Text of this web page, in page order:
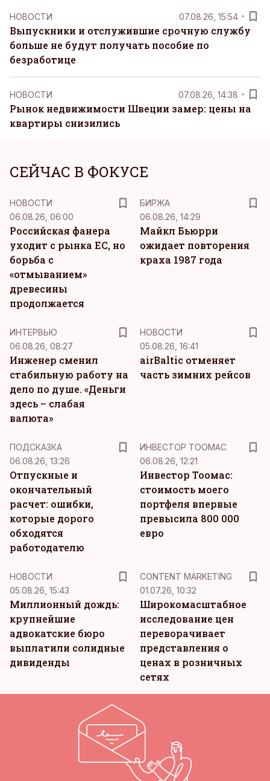
НОВОСТИ 07.08.26, 15:54
Выпускники и отслужившие срочную службу
больше не будут получать пособие по
безработице
НОВОСТИ 07.08.26, 14:38
Рынок недвижимости Швеции замер: цены на
квартиры снизились
СЕЙЧАС В ФОКУСЕ
НОВОСТИ
06.08.26, 06:00
Российская фанера
уходит с рынка ЕС, но
борьба с
«отмыванием»
древесины
продолжается
БИРЖА
06.08.26, 14:29
Майкл Бьюрри
ожидает повторения
краха 1987 года
ИНТЕРВЬЮ
06.08.26, 08:27
Инженер сменил
стабильную работу на
дело по душе. «Деньги
здесь – слабая
валюта»
НОВОСТИ
05.08.26, 16:41
airBaltic отменяет
часть зимних рейсов
ПОДСКАЗКА
06.08.26, 13:26
Отпускные и
окончательный
расчет: ошибки,
которые дорого
обходятся
работодателю
ИНВЕСТОР ТООМАС
06.08.26, 12:21
Инвестор Тоомас:
стоимость моего
портфеля впервые
превысила 800 000
евро
НОВОСТИ
05.08.26, 15:43
Миллионный дождь:
крупнейшие
адвокатские бюро
выплатили солидные
дивиденды
CONTENT MARKETING
01.07.26, 10:32
Широкомасштабное
исследование цен
переворачивает
представления о
ценах в розничных
сетях